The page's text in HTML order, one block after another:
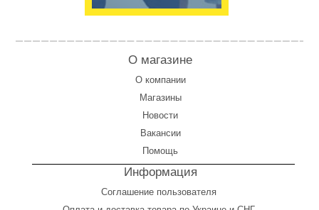
О магазине
О компании
Магазины
Новости
Вакансии
Помощь
Информация
Соглашение пользователя